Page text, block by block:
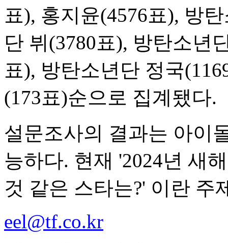
표), 홍지윤(4576표), 방
단 뷔(3780표), 방탄소년
표), 방탄소년단 정국
(173표)순으로 집계됐다.
설문조사의 결과는 아이
능하다. 현재 '2024년 새
것 같은 스타는?' 이란 주
eel@tf.co.kr